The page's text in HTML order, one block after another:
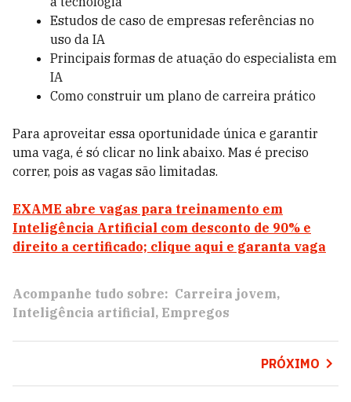
Estudos de caso de empresas referências no
uso da IA
Principais formas de atuação do especialista em
IA
Como construir um plano de carreira prático
Para aproveitar essa oportunidade única e garantir
uma vaga, é só clicar no link abaixo. Mas é preciso
correr, pois as vagas são limitadas.
EXAME abre vagas para treinamento em
Inteligência Artificial com desconto de 90% e
direito a certificado; clique aqui e garanta vaga
Acompanhe tudo sobre: Carreira jovem
Inteligência artificial Empregos
PRÓXIMO